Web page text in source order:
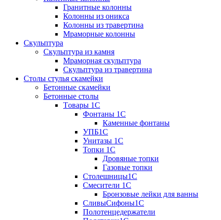
Гранитные колонны
Колонны из оникса
Колонны из травертина
Мраморные колонны
Скульптура
Скульптура из камня
Мраморная скульптура
Скульптура из травертина
Столы стулья скамейки
Бетонные скамейки
Бетонные столы
Tовары 1C
Фонтаны 1C
Каменные фонтаны
УПБ1С
Унитазы 1С
Топки 1С
Дровяные топки
Газовые топки
Столешницы1С
Смесители 1С
Бронзовые лейки для ванны
СливыСифоны1С
Полотенцедержатели